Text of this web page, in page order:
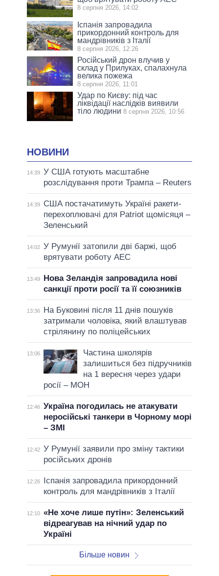
8 серпня 2026, 14:02
Іспанія запровадила
прикордонний контроль для
мандрівників з Італії
8 серпня 2026, 12:26
Російський дрон влучив у
склад у Прилуках, спалахнула
велика пожежа
8 серпня 2026, 11:01
Удар по Києву: під час
ліквідації наслідків виявили
тіло людини 8 серпня 2026, 10:56
НОВИНИ
14:39 У США готують масштабне
розслідування проти Трампа – Reuters
14:39
США постачатимуть Україні ракети-
перехоплювачі для Patriot щомісяця –
Зеленський
14:02 У Румунії затопили дві баржі, щоб
врятувати роботу АЕС
13:49
Нова Зеландія запровадила нові
санкції проти росії та її союзників
13:36
На Буковині після 11 днів пошуків
затримали чоловіка, який влаштував
стрілянину по поліцейських
13:06
Частина школярів
залишиться без підручників
на 1 вересня через удари
росії – МОН
12:46 Україна погодилась не атакувати
неросійські танкери в Чорному морі
– ЗМІ
12:42 У Румунії заявили про зміну тактики
російських дронів
12:26
Іспанія запровадила прикордонний
контроль для мандрівників з Італії
12:10 «Не хоче лише путін»: Зеленський
відреагував на нічний удар по
Україні
Більше новин